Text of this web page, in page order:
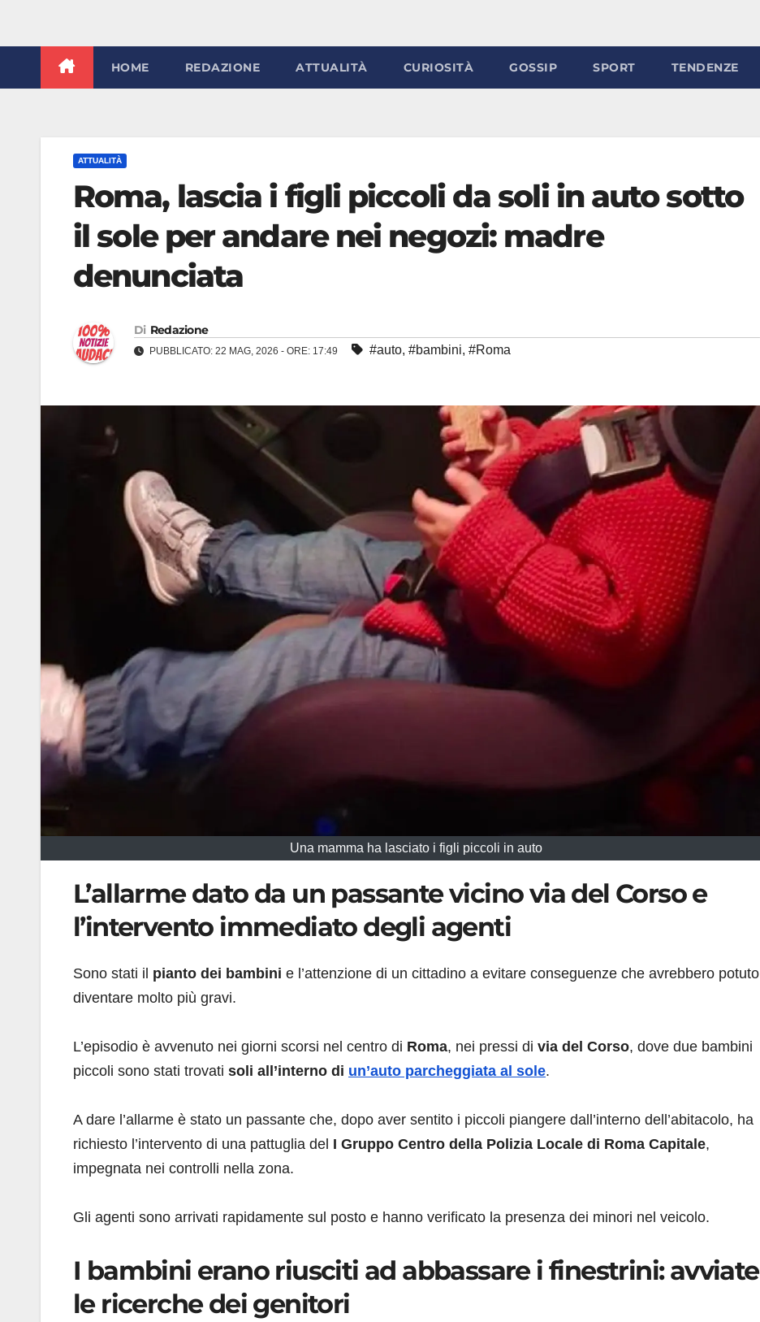
HOME REDAZIONE ATTUALITÀ CURIOSITÀ GOSSIP SPORT TENDENZE
ATTUALITÀ
Roma, lascia i figli piccoli da soli in auto sotto
il sole per andare nei negozi: madre
denunciata
Di Redazione
PUBBLICATO: 22 MAG, 2026 - ORE: 17:49 #auto, #bambini, #Roma
Una mamma ha lasciato i figli piccoli in auto
L’allarme dato da un passante vicino via del Corso e
l’intervento immediato degli agenti
Sono stati il pianto dei bambini e l’attenzione di un cittadino a evitare conseguenze che avrebbero potuto
diventare molto più gravi.
L’episodio è avvenuto nei giorni scorsi nel centro di Roma, nei pressi di via del Corso, dove due bambini
piccoli sono stati trovati soli all’interno di un’auto parcheggiata al sole.
A dare l’allarme è stato un passante che, dopo aver sentito i piccoli piangere dall’interno dell’abitacolo, ha
richiesto l’intervento di una pattuglia del I Gruppo Centro della Polizia Locale di Roma Capitale,
impegnata nei controlli nella zona.
Gli agenti sono arrivati rapidamente sul posto e hanno verificato la presenza dei minori nel veicolo.
I bambini erano riusciti ad abbassare i finestrini: avviate
le ricerche dei genitori